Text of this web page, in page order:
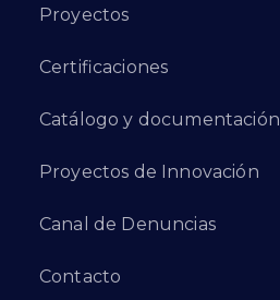
Proyectos
Certificaciones
Catálogo y documentación
Proyectos de Innovación
Canal de Denuncias
Contacto